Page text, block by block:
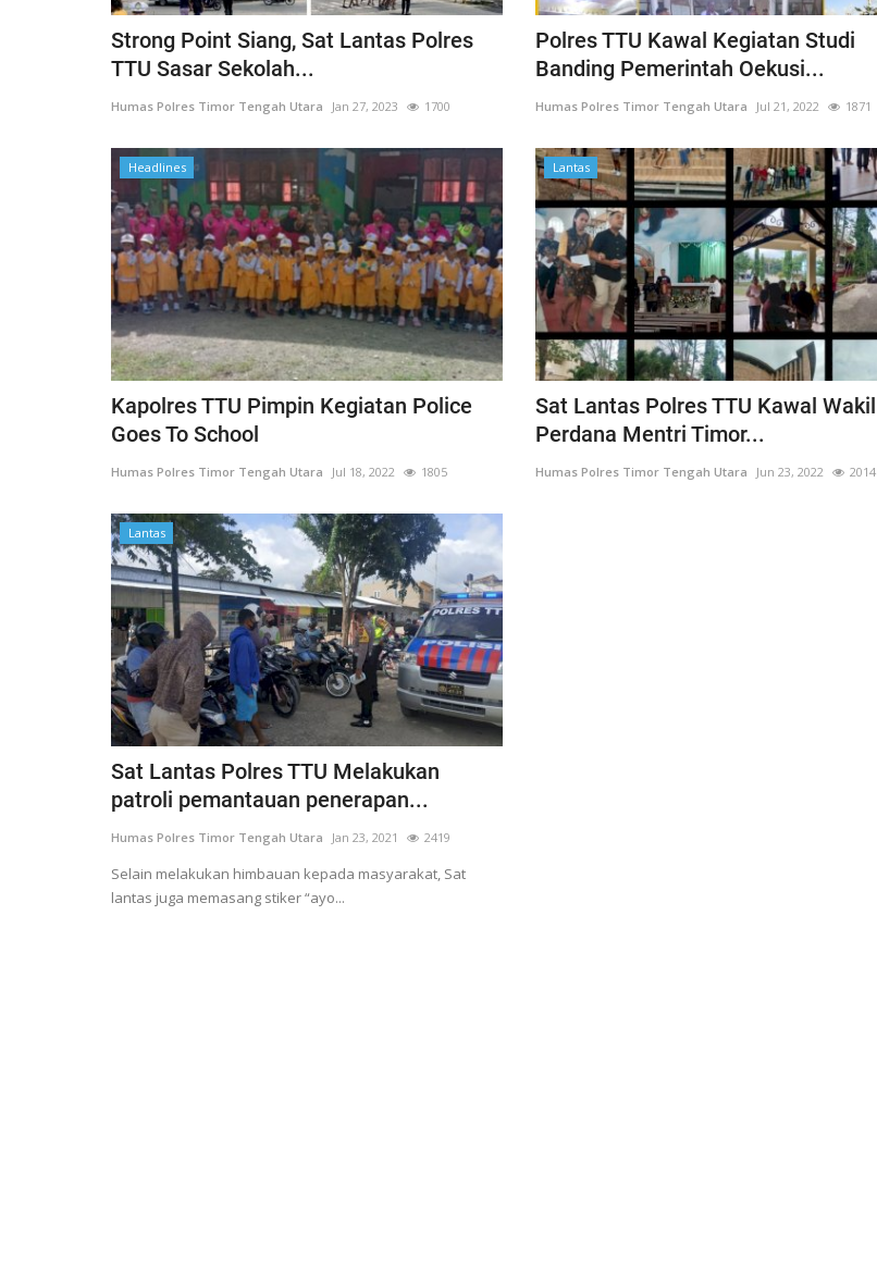
Strong Point Siang, Sat Lantas Polres
TTU Sasar Sekolah...
Humas Polres Timor Tengah Utara Jan 27, 2023 1700
Polres TTU Kawal Kegiatan Studi
Banding Pemerintah Oekusi...
Humas Polres Timor Tengah Utara Jul 21, 2022 1871
Headlines
Kapolres TTU Pimpin Kegiatan Police
Goes To School
Humas Polres Timor Tengah Utara Jul 18, 2022 1805
Lantas
Sat Lantas Polres TTU Kawal Wakil
Perdana Mentri Timor...
Humas Polres Timor Tengah Utara Jun 23, 2022 2014
Lantas
Sat Lantas Polres TTU Melakukan
patroli pemantauan penerapan...
Humas Polres Timor Tengah Utara Jan 23, 2021 2419
Selain melakukan himbauan kepada masyarakat, Sat
lantas juga memasang stiker “ayo...
teknik
2244
Satwil
BERIKAN RASA AMAN, POLSEK
MIOBAR LAKUKAN PENGAMANAN DI...
Humas Polres Timor Tengah Utara Nop 3, 2019 2344
Satwil